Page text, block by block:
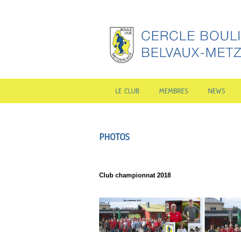
LE CLUB MEMBRES NEWS
PHOTOS
Club championnat 2018